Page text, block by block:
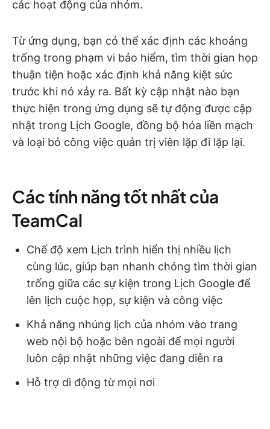
các hoạt động của nhóm.
Từ ứng dụng, bạn có thể xác định các khoảng
trống trong phạm vi bảo hiểm, tìm thời gian họp
thuận tiện hoặc xác định khả năng kiệt sức
trước khi nó xảy ra. Bất kỳ cập nhật nào bạn
thực hiện trong ứng dụng sẽ tự động được cập
nhật trong Lịch Google, đồng bộ hóa liền mạch
và loại bỏ công việc quản trị viên lặp đi lặp lại.
Các tính năng tốt nhất của
TeamCal
Chế độ xem Lịch trình hiển thị nhiều lịch
cùng lúc, giúp bạn nhanh chóng tìm thời gian
trống giữa các sự kiện trong Lịch Google để
lên lịch cuộc họp, sự kiện và công việc
Khả năng nhúng lịch của nhóm vào trang
web nội bộ hoặc bên ngoài để mọi người
luôn cập nhật những việc đang diễn ra
Hỗ trợ di động từ mọi nơi